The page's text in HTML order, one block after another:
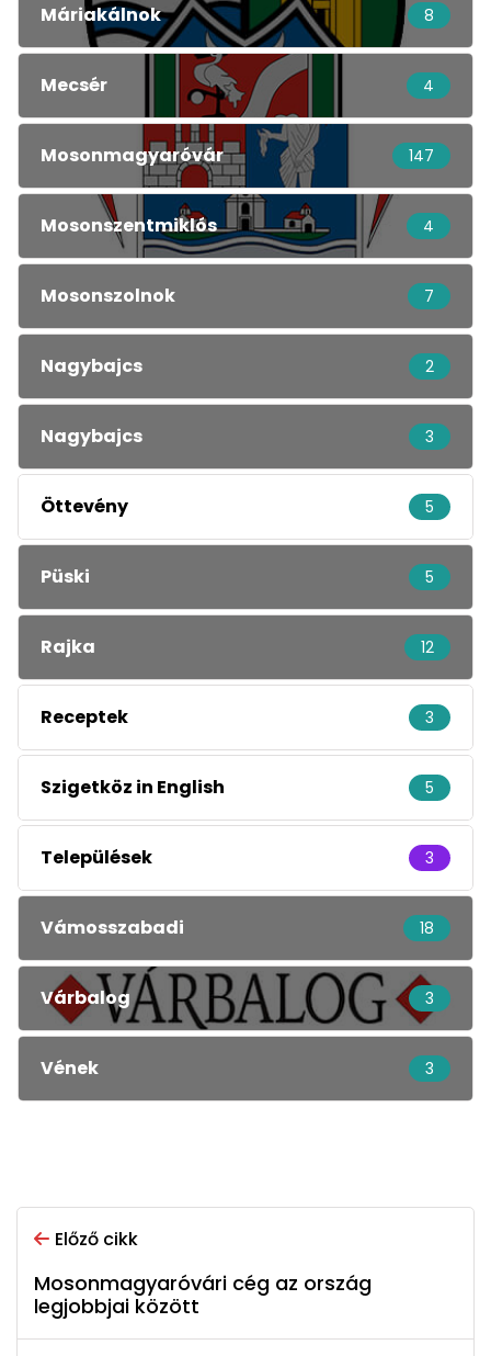
Máriakálnok 8
Mecsér 4
Mosonmagyaróvár 147
Mosonszentmiklós 4
Mosonszolnok 7
Nagybajcs 2
Nagybajcs 3
Öttevény 5
Püski 5
Rajka 12
Receptek 3
Szigetköz in English 5
Települések 3
Vámosszabadi 18
Várbalog 3
Vének 3
Előző cikk
Mosonmagyaróvári cég az ország
legjobbjai között